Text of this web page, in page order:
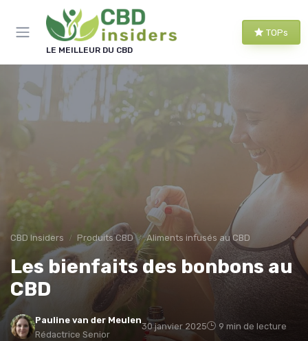
LE MEILLEUR DU CBD
TOPs
CBD Insiders Produits CBD Aliments infusés au CBD
Les bienfaits des bonbons au
CBD
Pauline van der Meulen
Rédactrice Senior
30 janvier 2025 9 min de lecture
Panneau de gestion des cookies